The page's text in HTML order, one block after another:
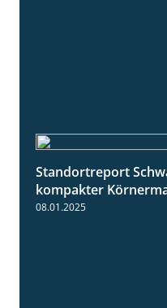
Standortreport
kompakter
08.01.2025